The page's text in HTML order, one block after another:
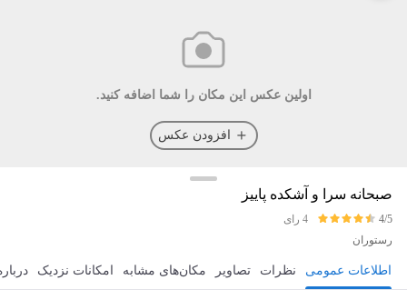
اولین عکس این مکان را شما اضافه کنید.
افزودن عکس
صبحانه سرا و آشکده پاییز
4/5
4 رای
رستوران
مسیریابی ذخیره ارسال اطلاعات عمومی نظرات تصاویر مکان‌های مشابه امکانات نزدیک